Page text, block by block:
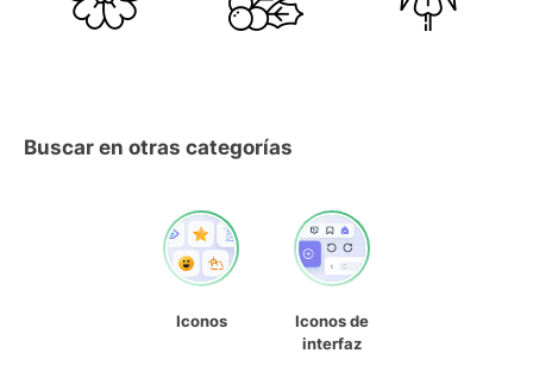
Buscar en otras categorías
Iconos
Iconos de
interfaz